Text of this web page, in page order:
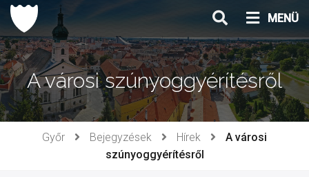
Ugrás
tartalomhoz
MENÜ
A városi szúnyoggyérítésről
Győr Bejegyzések Hírek
A városi
szúnyoggyérítésről